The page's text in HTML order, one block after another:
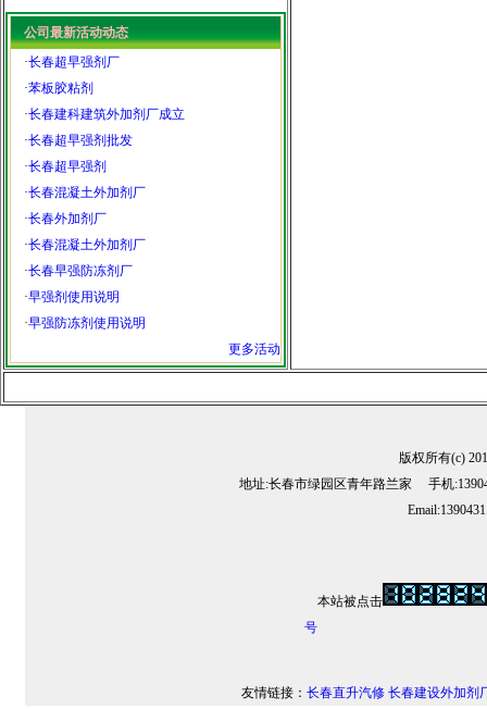
公司最新活动动态
·长春超早强剂厂
·苯板胶粘剂
·长春建科建筑外加剂厂成立
·长春超早强剂批发
·长春超早强剂
·长春混凝土外加剂厂
·长春外加剂厂
·长春混凝土外加剂厂
·长春早强防冻剂厂
·早强剂使用说明
·早强防冻剂使用说明
更多活动
版权所有(c)
地址:长春市绿园区青年路兰家 手机
本站被点击
号
友情链接： 长春直升汽修 长春建设外加剂